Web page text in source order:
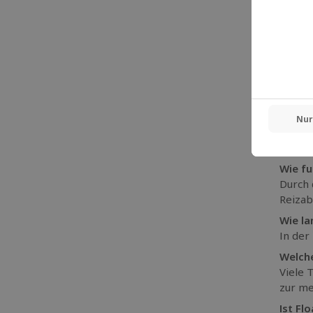
FAQ –
Was
ist
Wie
Durch
Wie
In der
Viele
zur
Ist